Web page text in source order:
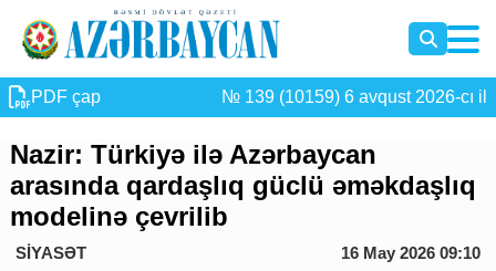
PDF çap № 139 (10159) 6 avqust 2026-cı il
Nazir: Türkiyə ilə Azərbaycan
arasında qardaşlıq güclü əməkdaşlıq
modelinə çevrilib
SİYASƏT 16 May 2026 09:10